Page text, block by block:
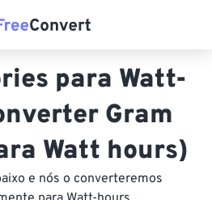
para Watt-
Gram
Watt hours)
e nós o converteremos